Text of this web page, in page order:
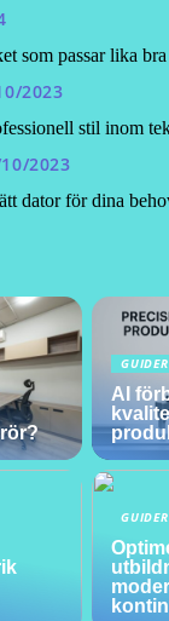
som passar lika
2023
stil inom
2023
dator för dina
GUIDER
AI
GUIDER